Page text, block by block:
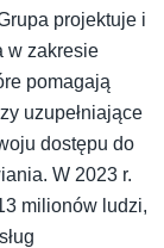
projektuje i
w zakresie
pomagają
uzupełniające
dostępu do
W 2023 r.
milionów ludzi,